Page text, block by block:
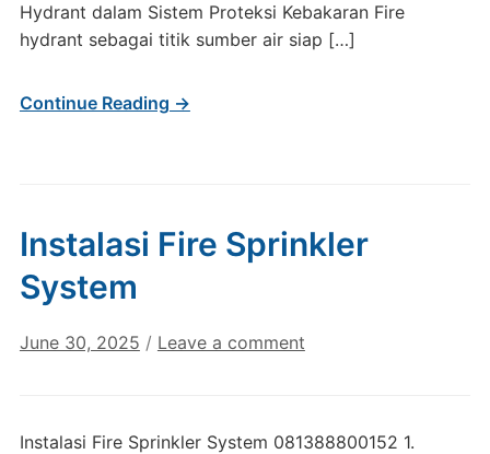
Hydrant dalam Sistem Proteksi Kebakaran Fire
hydrant sebagai titik sumber air siap […]
Continue Reading →
Instalasi Fire Sprinkler
System
June 30, 2025 / Leave a comment
Instalasi Fire Sprinkler System 081388800152 1.